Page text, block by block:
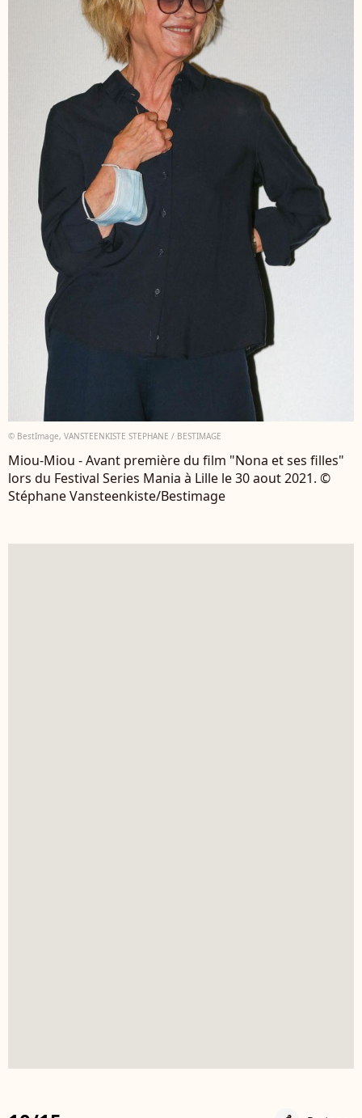
© BestImage, VANSTEENKISTE STEPHANE / BESTIMAGE
Miou-Miou - Avant première du film "Nona et ses filles"
lors du Festival Series Mania à Lille le 30 aout 2021. ©
Stéphane Vansteenkiste/Bestimage